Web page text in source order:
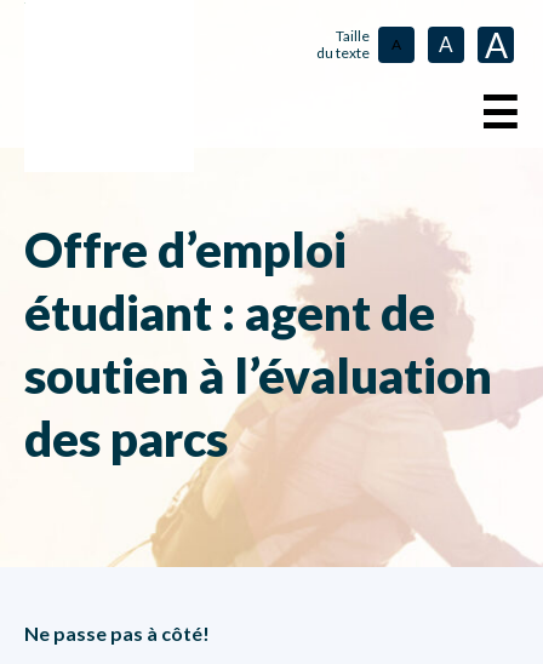
Taille
du texte
A A A
☰
Offre d’emploi
étudiant : agent de
soutien à l’évaluation
des parcs
Ne passe pas à côté!